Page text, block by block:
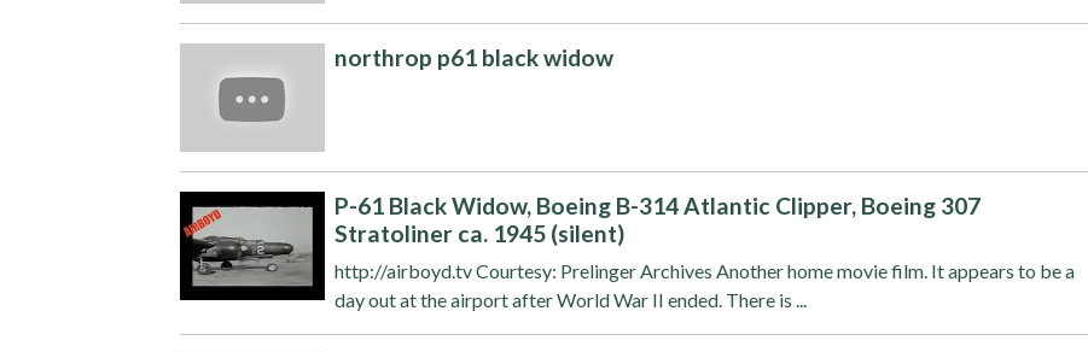
northrop p61 black widow
P-61 Black Widow, Boeing B-314 Atlantic Clipper, Boeing 307
Stratoliner ca. 1945 (silent)
http://airboyd.tv Courtesy: Prelinger Archives Another home movie film. It appears to be a
day out at the airport after World War II ended. There is ...